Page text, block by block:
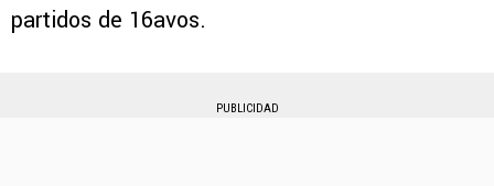
partidos de 16avos.
PUBLICIDAD